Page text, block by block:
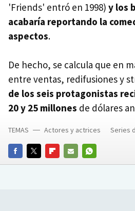
'Friends' entró en 1998) y los
acabaría reportando la
aspectos.
De hecho, se calcula que en
entre ventas, redifusiones y
de los seis protagonistas
20 y 25 millones de dólares
FACEBOOKTWITTERFLIPBOARD
E-
WHATSAPP
TEMAS Actores y actrices Series